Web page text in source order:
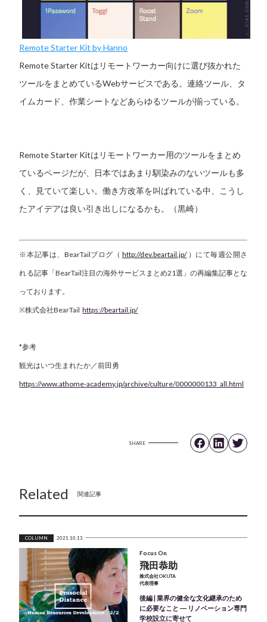
Remote Starter Kit by Hanno
Remote Starter Kitはリモートワーカー向けに選び抜かれた
ツールをまとめているWebサービスである。連絡ツール、タ
イムカード、作業シートなどあらゆるツールが揃っている。
Remote Starter Kitはリモートワーカー用のツールをまとめ
ているページだが、日本ではあまり馴染みのないツールも多
く、見ていて楽しい。働き方改革を叫ばれている中、こうし
たアイデアは良い引き出しになるかも。（黒崎）
※本記事は、BearTailブログ（http://dev.beartail.jp/）にて毎週公開さ
れる記事「BearTail注目の海外サービスまとめ21選」の再編集記事とな
っております。
※株式会社BearTailhttps://beartail.jp/
*参考
観光はいつ生まれたか／前田勇
https://www.athome-academy.jp/archive/culture/0000000133_all.html
SHARE
Related関連記事
COLUMN 2021.10.13
Focus On
飛田恭助
株式会社OKUTA
代表理事
後編 | 業界の健全な文化継承のため
に必要なこと ― リノベーション専門
学校設立に寄せて